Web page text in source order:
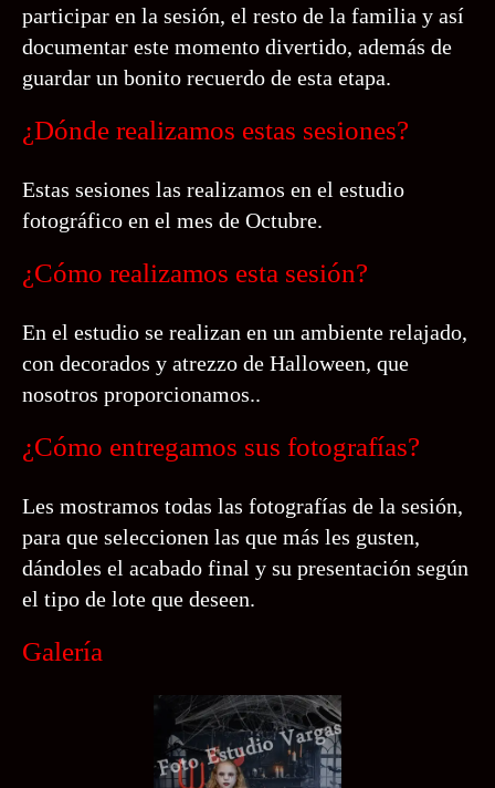
participar en la sesión, el resto de la familia y así
documentar este momento divertido, además de
guardar un bonito recuerdo de esta etapa.
¿Dónde realizamos estas sesiones?
Estas sesiones las realizamos en el estudio
fotográfico en el mes de Octubre.
¿Cómo realizamos esta sesión?
En el estudio se realizan en un ambiente relajado,
con decorados y atrezzo de Halloween, que
nosotros proporcionamos..
¿Cómo entregamos sus fotografías?
Les mostramos todas las fotografías de la sesión,
para que seleccionen las que más les gusten,
dándoles el acabado final y su presentación según
el tipo de lote que deseen.
Galería